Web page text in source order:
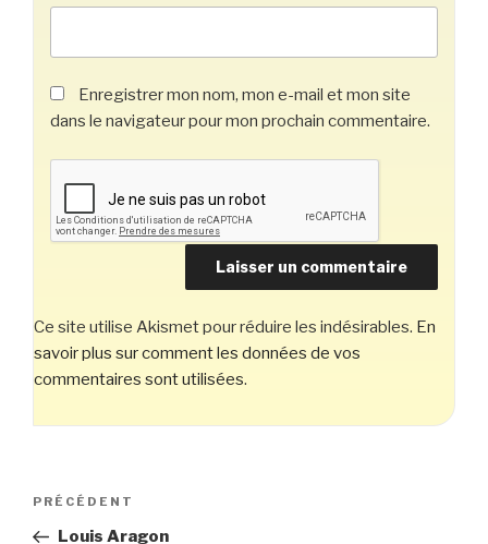
Enregistrer mon nom, mon e-mail et mon site
dans le navigateur pour mon prochain commentaire.
Ce site utilise Akismet pour réduire les indésirables. En
savoir plus sur comment les données de vos
commentaires sont utilisées.
Navigation
Article
précédent
PRÉCÉDENT
Louis Aragon